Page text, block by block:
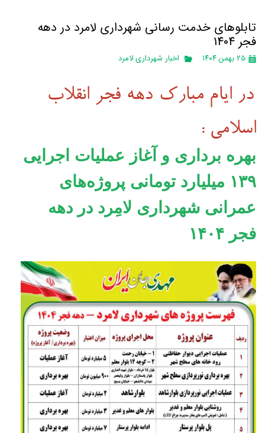
تابلوهای خدمت رسانی شهرداری لامرد در دهه
فجر 1404
۲۵ بهمن ۱۴۰۴ اخبار شهرداری لامرد
در ایام مبارک دهه فجر انقلاب
اسلامی :
بهره برداری و آغاز عملیات اجرایی
۱۳۹ میلیارد تومانی پروژه‌های
عمرانی شهرداری لامِرد در دهه
فجر ۱۴۰۴